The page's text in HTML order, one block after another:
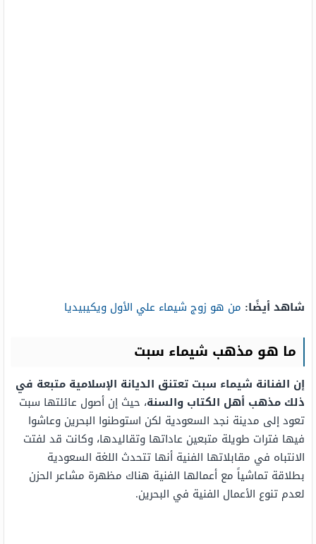
شاهد أيضًا: من هو زوج شيماء علي الأول ويكيبيديا
ما هو مذهب شيماء سبت
إن الفنانة شيماء سبت تعتنق الديانة الإسلامية متبعة في
ذلك مذهب أهل الكتاب والسنة، حيث إن أصول عائلتها سبت
تعود إلى مدينة نجد السعودية لكن استوطنوا البحرين وعاشوا
فيها فترات طويلة متبعين عاداتها وتقاليدها، وكانت قد لفتت
الانتباه في مقابلاتها الفنية أنها تتحدث اللغة السعودية
بطلاقة تماشياً مع أعمالها الفنية هناك مظهرة مشاعر الحزن
لعدم تنوع الأعمال الفنية في البحرين.